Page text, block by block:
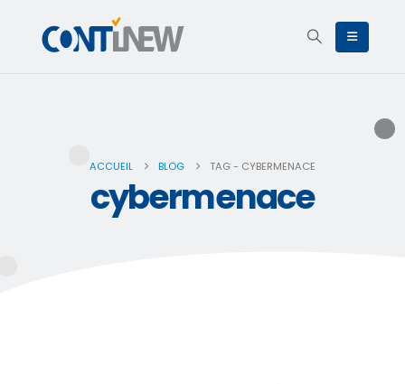
ACCUEIL BLOG TAG - CYBERMENACE
cybermenace